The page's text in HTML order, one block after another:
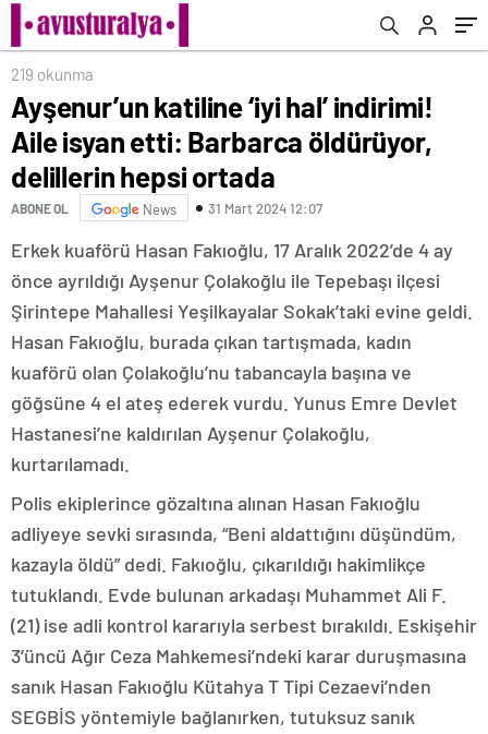
hepsi ortada
219 okunma
Ayşenur’un katiline ‘iyi hal’ indirimi!
Aile isyan etti: Barbarca öldürüyor,
delillerin hepsi ortada
ABONE OL News 31 Mart 2024 12:07
Erkek kuaförü Hasan Fakıoğlu, 17 Aralık 2022’de 4 ay
önce ayrıldığı Ayşenur Çolakoğlu ile Tepebaşı ilçesi
Şirintepe Mahallesi Yeşilkayalar Sokak’taki evine geldi.
Hasan Fakıoğlu, burada çıkan tartışmada, kadın
kuaförü olan Çolakoğlu’nu tabancayla başına ve
göğsüne 4 el ateş ederek vurdu. Yunus Emre Devlet
Hastanesi’ne kaldırılan Ayşenur Çolakoğlu,
kurtarılamadı.
Polis ekiplerince gözaltına alınan Hasan Fakıoğlu
adliyeye sevki sırasında, “Beni aldattığını düşündüm,
kazayla öldü” dedi. Fakıoğlu, çıkarıldığı hakimlikçe
tutuklandı. Evde bulunan arkadaşı Muhammet Ali F.
(21) ise adli kontrol kararıyla serbest bırakıldı. Eskişehir
3’üncü Ağır Ceza Mahkemesi’ndeki karar duruşmasına
sanık Hasan Fakıoğlu Kütahya T Tipi Cezaevi’nden
SEGBİS yöntemiyle bağlanırken, tutuksuz sanık